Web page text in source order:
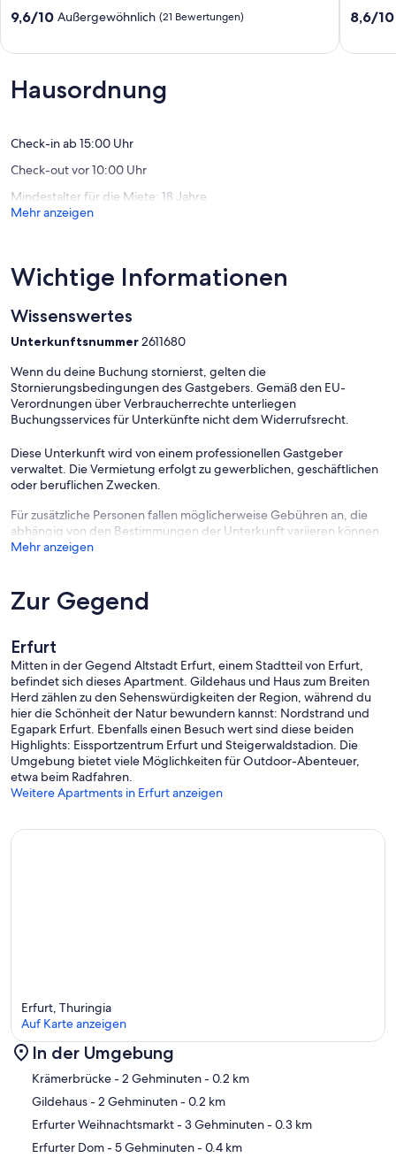
Die Anreise ist von 15:00 bis 20:00 und die Abreise von 07:00 bis
Erfurt
9.6
(21
Bewertungen)
9,6/10 Außergewöhnlich (21 Bewertungen)
Erfurts
8.6
8,6/10
Hausordnung
Check-in ab 15:00 Uhr
Check-out vor 10:00 Uhr
Mindestalter für die Miete: 18 Jahre
Mehr anzeigen
Wichtige Informationen
Wissenswertes
Unterkunftsnummer2611680
Wenn du deine Buchung stornierst, gelten die
Stornierungsbedingungen des Gastgebers. Gemäß den EU-
Verordnungen über Verbraucherrechte unterliegen
Buchungsservices für Unterkünfte nicht dem Widerrufsrecht.
Diese Unterkunft wird von einem professionellen Gastgeber
verwaltet. Die Vermietung erfolgt zu gewerblichen, geschäftlichen
oder beruflichen Zwecken.
Für zusätzliche Personen fallen möglicherweise Gebühren an, die
abhängig von den Bestimmungen der Unterkunft variieren können.
Mehr anzeigen
Zur Gegend
Erfurt
Mitten in der Gegend Altstadt Erfurt, einem Stadtteil von Erfurt,
befindet sich dieses Apartment. Gildehaus und Haus zum Breiten
Herd zählen zu den Sehenswürdigkeiten der Region, während du
hier die Schönheit der Natur bewundern kannst: Nordstrand und
Egapark Erfurt. Ebenfalls einen Besuch wert sind diese beiden
Highlights: Eissportzentrum Erfurt und Steigerwaldstadion. Die
Umgebung bietet viele Möglichkeiten für Outdoor-Abenteuer,
etwa beim Radfahren.
Weitere Apartments in Erfurt anzeigen
Karte
Erfurt, Thuringia
Auf Karte anzeigen
In der Umgebung
Krämerbrücke- 2 Gehminuten- 0.2 km
Gildehaus- 2 Gehminuten- 0.2 km
Erfurter Weihnachtsmarkt- 3 Gehminuten- 0.3 km
Erfurter Dom- 5 Gehminuten- 0.4 km